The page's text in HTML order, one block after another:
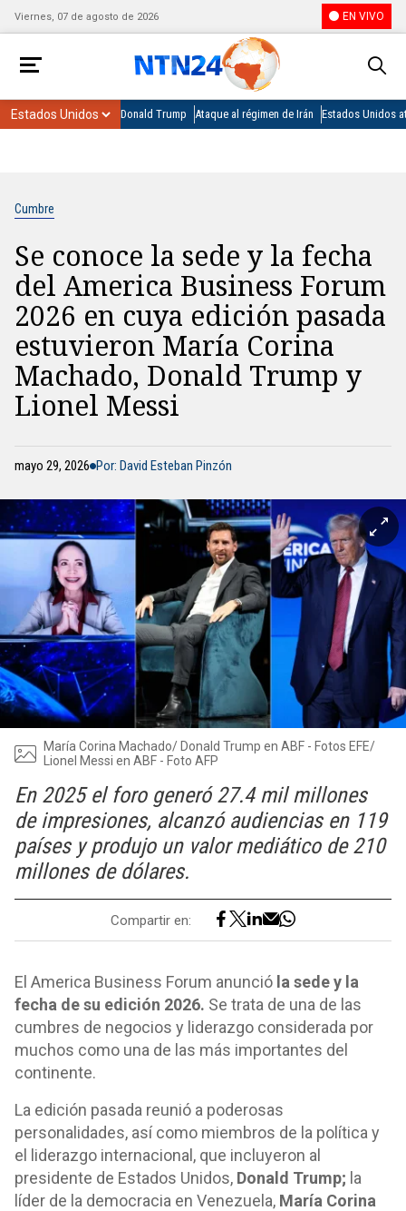
Viernes, 07 de agosto de 2026 EN VIVO
Donald Trump Ataque al régimen de Irán Estados Unidos
Cumbre
Se conoce la sede y la fecha
del America Business Forum
2026 en cuya edición pasada
estuvieron María Corina
Machado, Donald Trump y
Lionel Messi
mayo 29, 2026 Por: David Esteban Pinzón
María Corina Machado/ Donald Trump en ABF - Fotos EFE/
Lionel Messi en ABF - Foto AFP
En 2025 el foro generó 27.4 mil millones
de impresiones, alcanzó audiencias en 119
países y produjo un valor mediático de 210
millones de dólares.
Compartir en:
El America Business Forum anunció la sede y la
fecha de su edición 2026. Se trata de una de las
cumbres de negocios y liderazgo considerada por
muchos como una de las más importantes del
continente.
La edición pasada reunió a poderosas
personalidades, así como miembros de la política y
el liderazgo internacional, que incluyeron al
presidente de Estados Unidos, Donald Trump; la
líder de la democracia en Venezuela, María Corina